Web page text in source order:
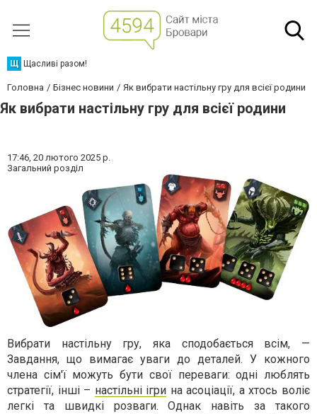
Щ Щасливі разом!
Головна Бізнес новини Як вибрати настільну гру для всієї родини
Як вибрати настільну гру для всієї родини
17:46, 20 лютого 2025 р.
Загальний розділ
Вибрати настільну гру, яка сподобається всім, —
Завдання, що вимагає уваги до деталей. У кожного
члена сім'ї можуть бути свої переваги: ​​одні люблять
стратегії, інші – настільні ігри на асоціації, а хтось воліє
легкі та швидкі розваги. Однак навіть за такого